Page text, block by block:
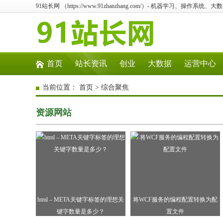
91站长网 （https://www.91zhanzhang.com/）- 机器学习、操作系统、大
首页 站长资讯 创业 大数据 运营中心
当前位置： 首页 > 综合聚焦
资源网站
html – META关键字标签的理想关
键字数量是多少？
将WCF服务的编程配置转换为配
置文件